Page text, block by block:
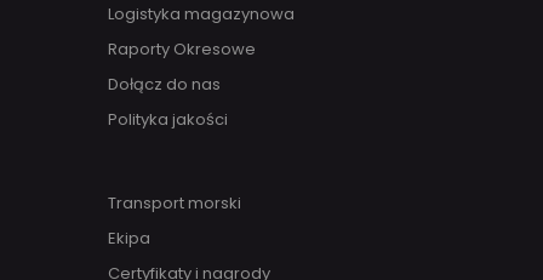
Logistyka magazynowa
Raporty Okresowe
Dołącz do nas
Polityka jakości
Transport morski
Ekipa
Certyfikaty i nagrody